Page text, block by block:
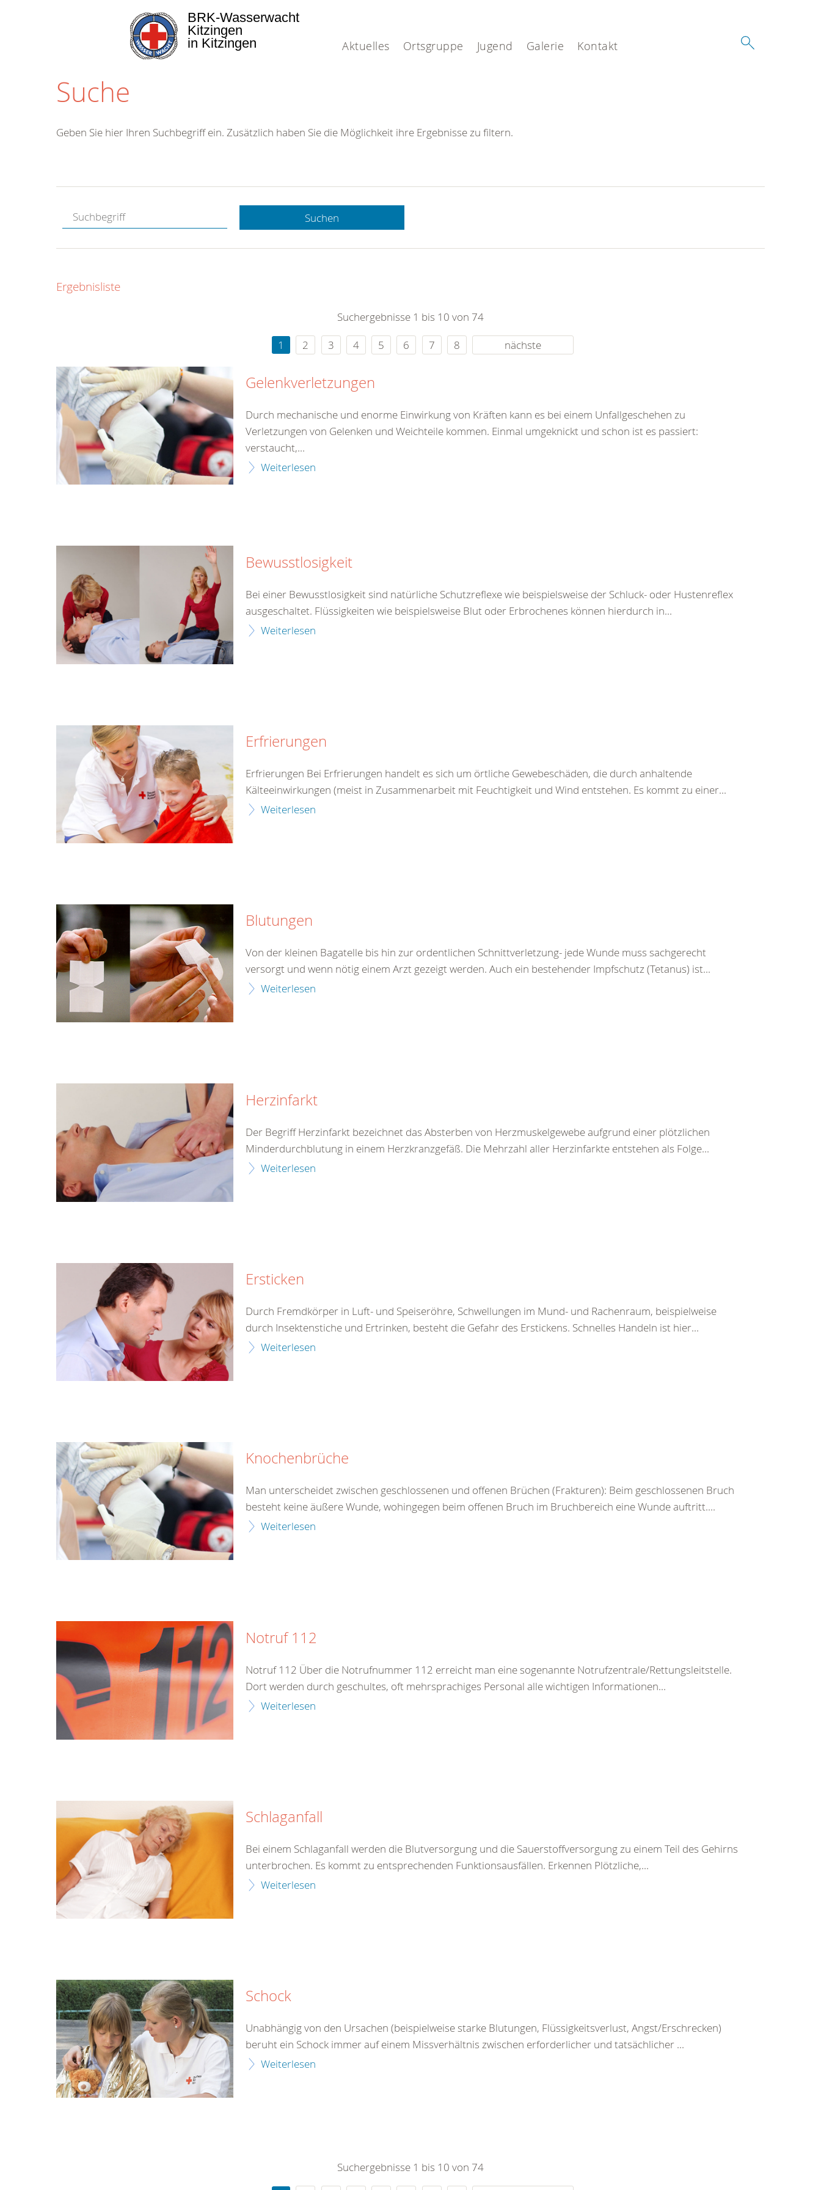
Aktuelles Ortsgruppe Jugend Galerie Kontakt
BRK-Wasserwacht
Kitzingen
in Kitzingen
Suche
Hotline.
gerne.
rund um die Uhr
Geben Sie hier Ihren Suchbegriff ein. Zusätzlich haben Sie die Möglichkeit ihre Ergebnisse zu filtern.
Suchen
Ergebnisliste
Suchergebnisse 1 bis 10 von 74
1
2 3 4 5 6 7 8 nächste
Gelenkverletzungen
Durch mechanische und enorme Einwirkung von Kräften kann es bei einem Unfallgeschehen zu
Verletzungen von Gelenken und Weichteile kommen. Einmal umgeknickt und schon ist es passiert:
verstaucht,...
Weiterlesen
Bewusstlosigkeit
Bei einer Bewusstlosigkeit sind natürliche Schutzreflexe wie beispielsweise der Schluck- oder Hustenreflex
ausgeschaltet. Flüssigkeiten wie beispielsweise Blut oder Erbrochenes können hierdurch in...
Weiterlesen
Erfrierungen
Erfrierungen Bei Erfrierungen handelt es sich um örtliche Gewebeschäden, die durch anhaltende
Kälteeinwirkungen (meist in Zusammenarbeit mit Feuchtigkeit und Wind entstehen. Es kommt zu einer...
Weiterlesen
Blutungen
Von der kleinen Bagatelle bis hin zur ordentlichen Schnittverletzung- jede Wunde muss sachgerecht
versorgt und wenn nötig einem Arzt gezeigt werden. Auch ein bestehender Impfschutz (Tetanus) ist...
Weiterlesen
Herzinfarkt
Der Begriff Herzinfarkt bezeichnet das Absterben von Herzmuskelgewebe aufgrund einer plötzlichen
Minderdurchblutung in einem Herzkranzgefäß. Die Mehrzahl aller Herzinfarkte entstehen als Folge...
Weiterlesen
Ersticken
Durch Fremdkörper in Luft- und Speiseröhre, Schwellungen im Mund- und Rachenraum, beispielweise
durch Insektenstiche und Ertrinken, besteht die Gefahr des Erstickens. Schnelles Handeln ist hier...
Weiterlesen
Knochenbrüche
Man unterscheidet zwischen geschlossenen und offenen Brüchen (Frakturen): Beim geschlossenen Bruch
besteht keine äußere Wunde, wohingegen beim offenen Bruch im Bruchbereich eine Wunde auftritt....
Weiterlesen
Notruf 112
Notruf 112 Über die Notrufnummer 112 erreicht man eine sogenannte Notrufzentrale/Rettungsleitstelle.
Dort werden durch geschultes, oft mehrsprachiges Personal alle wichtigen Informationen...
Weiterlesen
Schlaganfall
Bei einem Schlaganfall werden die Blutversorgung und die Sauerstoffversorgung zu einem Teil des Gehirns
unterbrochen. Es kommt zu entsprechenden Funktionsausfällen. Erkennen Plötzliche,...
Weiterlesen
Schock
Unabhängig von den Ursachen (beispielweise starke Blutungen, Flüssigkeitsverlust, Angst/Erschrecken)
beruht ein Schock immer auf einem Missverhältnis zwischen erforderlicher und tatsächlicher ...
Weiterlesen
Suchergebnisse 1 bis 10 von 74